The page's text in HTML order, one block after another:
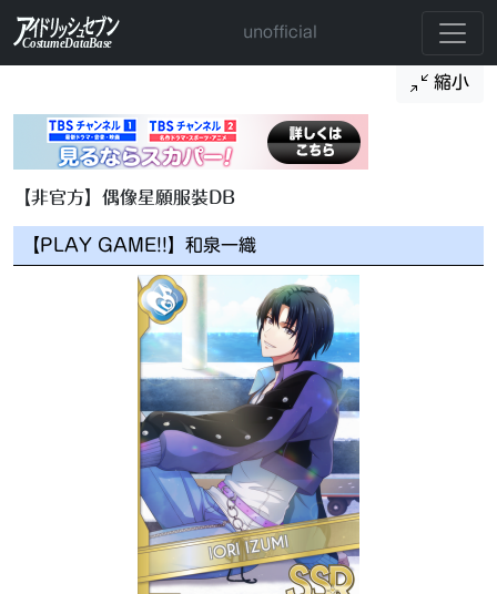
unofficial
縮小
【非官方】偶像星願服裝DB
【PLAY GAME!!】和泉一織